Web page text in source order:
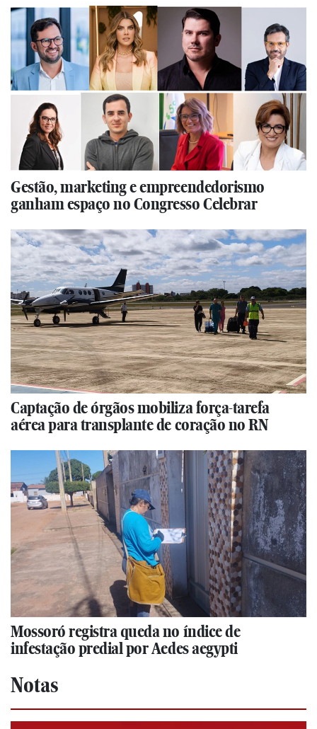
Gestão, marketing e empreendedorismo
ganham espaço no Congresso Celebrar
Captação de órgãos mobiliza força-tarefa
aérea para transplante de coração no RN
Mossoró registra queda no índice de
infestação predial por Aedes aegypti
Notas